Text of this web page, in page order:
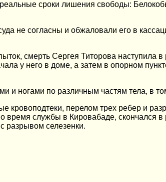
сроки лишения свободы:
не согласны и обжаловали его в
смерть Сергея Титорова наступила
у него в доме, а затем в опорном
ногами по различным частям тела, в
кровоподтеки, перелом трех ребер и
службы в Кировабаде, скончался
разрывом селезенки.